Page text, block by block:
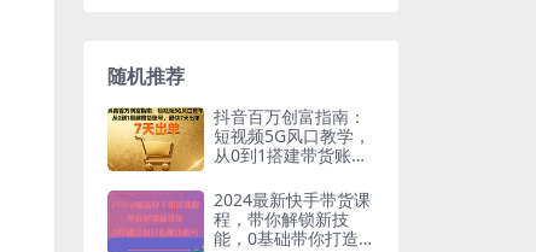
随机推荐
抖音百万创富指南：
短视频5G风口教学，
从0到1搭建带货账
2024最新快手带货课
程，带你解锁新技
能，0基础带你打造